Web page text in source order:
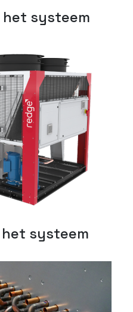
het systeem
het systeem